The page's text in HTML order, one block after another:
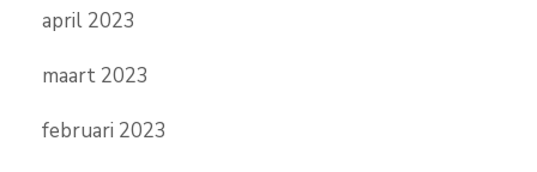
april 2023
maart 2023
februari 2023